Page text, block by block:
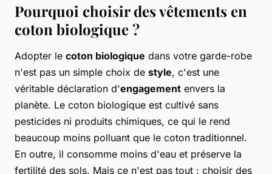
Pourquoi choisir des vêtements en
coton biologique ?
Adopter le coton biologique dans votre garde-robe
n'est pas un simple choix de style, c'est une
véritable déclaration d'engagement envers la
planète. Le coton biologique est cultivé sans
pesticides ni produits chimiques, ce qui le rend
beaucoup moins polluant que le coton traditionnel.
En outre, il consomme moins d'eau et préserve la
fertilité des sols. Mais ce n'est pas tout : choisir des